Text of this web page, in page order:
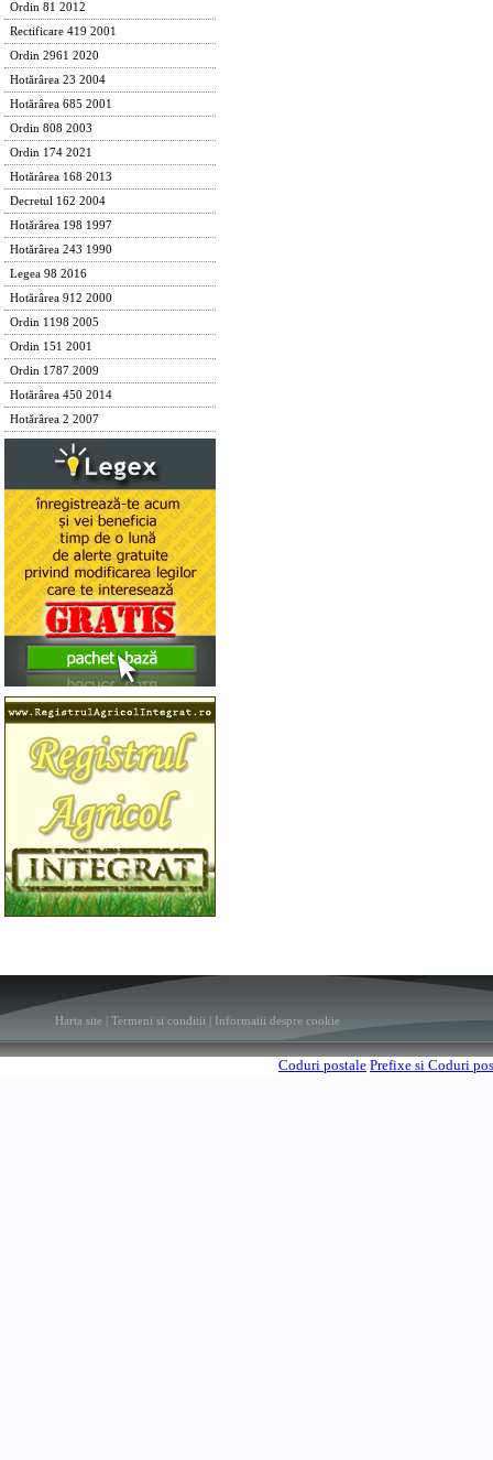
Ordin 81 2012
Rectificare 419 2001
Ordin 2961 2020
Hotărârea 23 2004
Hotărârea 685 2001
Ordin 808 2003
Ordin 174 2021
Hotărârea 168 2013
Decretul 162 2004
Hotărârea 198 1997
Hotărârea 243 1990
Legea 98 2016
Hotărârea 912 2000
Ordin 1198 2005
Ordin 151 2001
Ordin 1787 2009
Hotărârea 450 2014
Hotărârea 2 2007
Harta site | Termeni si conditii | Informatii despre cookie
Coduri postale Prefixe si Coduri